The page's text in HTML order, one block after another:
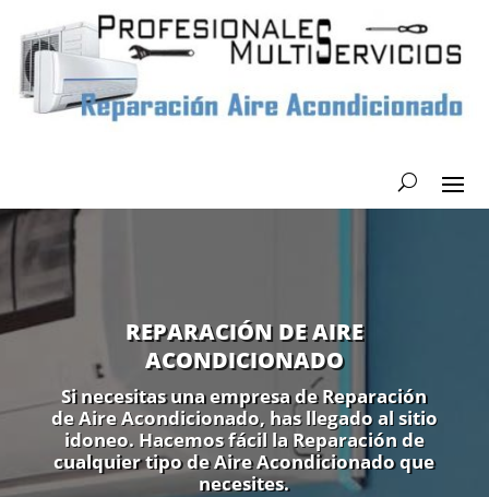
REPARACIÓN DE AIRE
ACONDICIONADO
Si necesitas una empresa de Reparación
de Aire Acondicionado, has llegado al sitio
idoneo. Hacemos fácil la Reparación de
cualquier tipo de Aire Acondicionado que
necesites.